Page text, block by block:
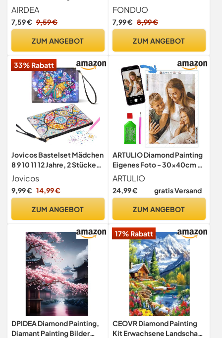
Erwachsene, Sternennacht
Diamant Painting Bilder, DIY
5D Bastelset Erwachsene
30x40 cm
AIRDEA
7,59 € 9,59 €
ZUM ANGEBOT
Doppelseitig Diamant
Painting Tischdeko, DIY
Diamond Painting Frühling
Ornamente Bastelset für
Geschenk (C)
FONDUO
7,99 € 8,99 €
ZUM ANGEBOT
33% Rabatt
Jovicos Bastelset Mädchen
8 9 10 11 12 Jahre, 2 Stücke
Diamond Painting
Kosmetiktasche Klein
Handtasche, Mädchen
Kreatives Basteln Diamond
Erwachsener
Jovicos
9,99 € 14,99 €
ZUM ANGEBOT
ARTULIO Diamond Painting
Eigenes Foto - 30x40cm –
5D Diamant Painting
Personalisiert
ARTULIO
24,99 € gratis Versand
ZUM ANGEBOT
DPIDEA Diamond Painting,
Diamant Painting Bilder
17% Rabatt
CEOVR Diamond Painting
Kit Erwachsene Landschaft